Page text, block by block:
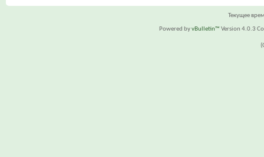
Текущее
Powered byvBulletin™ Version 4.0.3